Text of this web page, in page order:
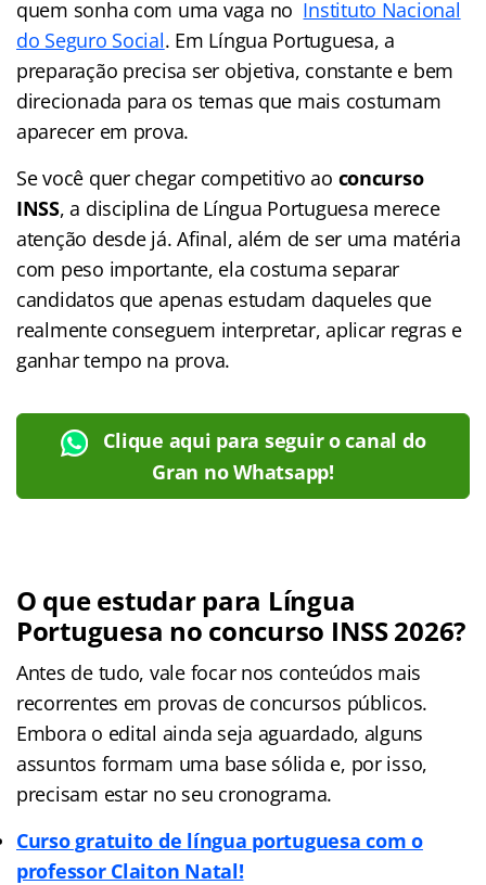
quem sonha com uma vaga no Instituto Nacional
do Seguro Social. Em Língua Portuguesa, a
preparação precisa ser objetiva, constante e bem
direcionada para os temas que mais costumam
aparecer em prova.
Se você quer chegar competitivo ao concurso
INSS, a disciplina de Língua Portuguesa merece
atenção desde já. Afinal, além de ser uma matéria
com peso importante, ela costuma separar
candidatos que apenas estudam daqueles que
realmente conseguem interpretar, aplicar regras e
ganhar tempo na prova.
Clique aqui para seguir o canal do
Gran no Whatsapp!
O que estudar para Língua
Portuguesa no concurso INSS 2026?
Antes de tudo, vale focar nos conteúdos mais
recorrentes em provas de concursos públicos.
Embora o edital ainda seja aguardado, alguns
assuntos formam uma base sólida e, por isso,
precisam estar no seu cronograma.
Curso gratuito de língua portuguesa com o
professor Claiton Natal!